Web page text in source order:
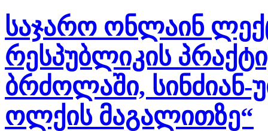
საჯარო ონლაინ
რესპუბლიკის
ბრძოლაში, სინძიან-
ოლქის მაგალითზე“